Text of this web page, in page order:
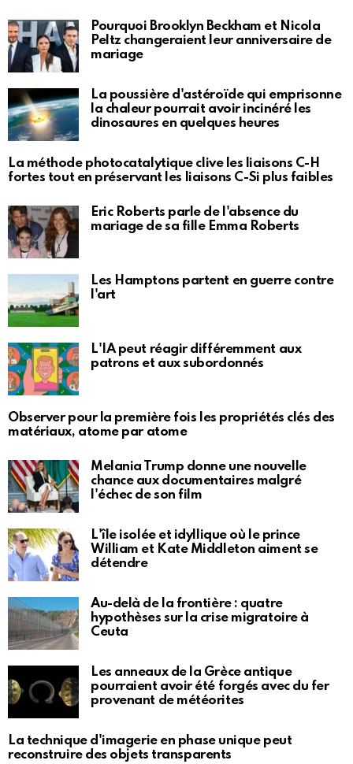
Pourquoi Brooklyn Beckham et Nicola
Peltz changeraient leur anniversaire de
mariage
La poussière d'astéroïde qui emprisonne
la chaleur pourrait avoir incinéré les
dinosaures en quelques heures
La méthode photocatalytique clive les liaisons C-H
fortes tout en préservant les liaisons C-Si plus faibles
Eric Roberts parle de l'absence du
mariage de sa fille Emma Roberts
Les Hamptons partent en guerre contre
l'art
L'IA peut réagir différemment aux
patrons et aux subordonnés
Observer pour la première fois les propriétés clés des
matériaux, atome par atome
Melania Trump donne une nouvelle
chance aux documentaires malgré
l'échec de son film
L'île isolée et idyllique où le prince
William et Kate Middleton aiment se
détendre
Au-delà de la frontière : quatre
hypothèses sur la crise migratoire à
Ceuta
Les anneaux de la Grèce antique
pourraient avoir été forgés avec du fer
provenant de météorites
La technique d'imagerie en phase unique peut
reconstruire des objets transparents